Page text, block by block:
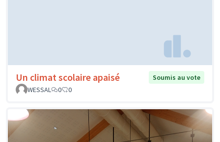
Un climat scolaire apaisé
Soumis au vote
WESSAL
0 0